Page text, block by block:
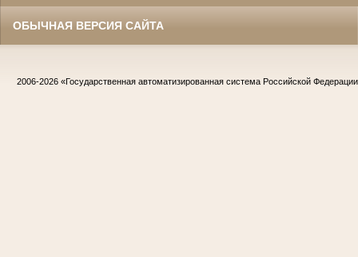
ОБЫЧНАЯ ВЕРСИЯ САЙТА
2006-2026 «Государственная автоматизированная система Российской